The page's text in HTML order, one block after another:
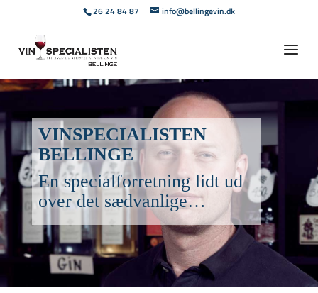
26 24 84 87 info@bellingevin.dk
VINSPECIALIST­EN
BELLINGE
En specialforretning lidt ud
over det sædvanlige…